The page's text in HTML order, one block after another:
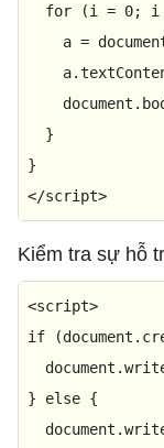
for (i = 0; i
    a =
    a.
document .
  }
</script>
Kiểm tra sự hỗ
<script>
if (document .
document .
} else {
document .